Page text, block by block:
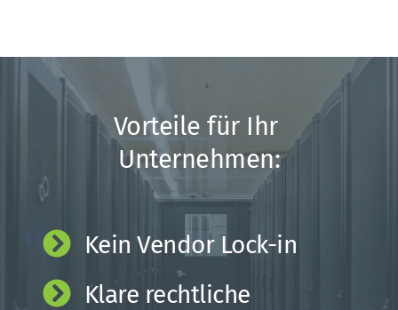
Vorteile für Ihr
Unternehmen:
Kein Vendor Lock-in
Klare rechtliche